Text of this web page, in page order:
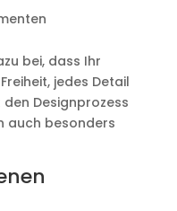
bei, dass Ihr
jedes Detail
Designprozess
auch besonders